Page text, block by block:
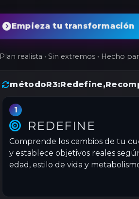
Empieza tu transformación
Plan realista • Sin extremos • Hecho
métodoR3:Redefine,
1
REDEFINE
Comprende los cambios de tu
y establece objetivos reales
edad, estilo de vida y